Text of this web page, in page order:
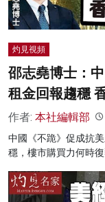
灼見視頻
邵志堯博士：
租金回報趨穩
作者: 本社編輯部
中國《不跪》促成抗
穩，樓市購買力何時